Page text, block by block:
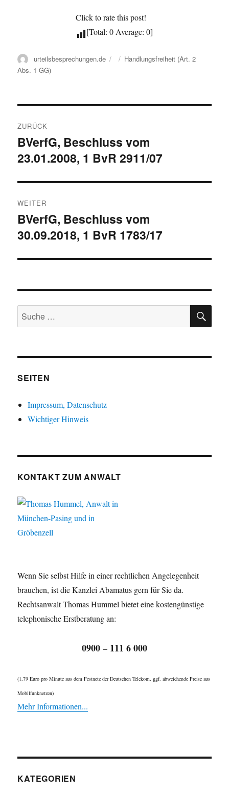
Click to rate this post!
[Total: 0 Average: 0]
Autor
urteilsbesprechungen.de
Veröffentlicht
Kategorien
Handlungsfreiheit (Art. 2
Abs. 1 GG)
ZURÜCK
Vorheriger
Beitrag:
BVerfG, Beschluss vom
23.01.2008, 1 BvR 2911/07
WEITER
Nächster
Beitrag:
BVerfG, Beschluss vom
30.09.2018, 1 BvR 1783/17
Suche
nach:
SEITEN
Impressum, Datenschutz
Wichtiger Hinweis
KONTAKT ZUM ANWALT
Wenn Sie selbst Hilfe in einer rechtlichen Angelegenheit
brauchen, ist die Kanzlei Abamatus gern für Sie da.
Rechtsanwalt Thomas Hummel bietet eine kostengünstige
telephonische Erstberatung an:
0900 – 111 6 000
(1,79 Euro pro Minute aus dem Festnetz der Deutschen Telekom, ggf. abweichende Preise aus
Mobilfunknetzen)
Mehr Informationen...
KATEGORIEN